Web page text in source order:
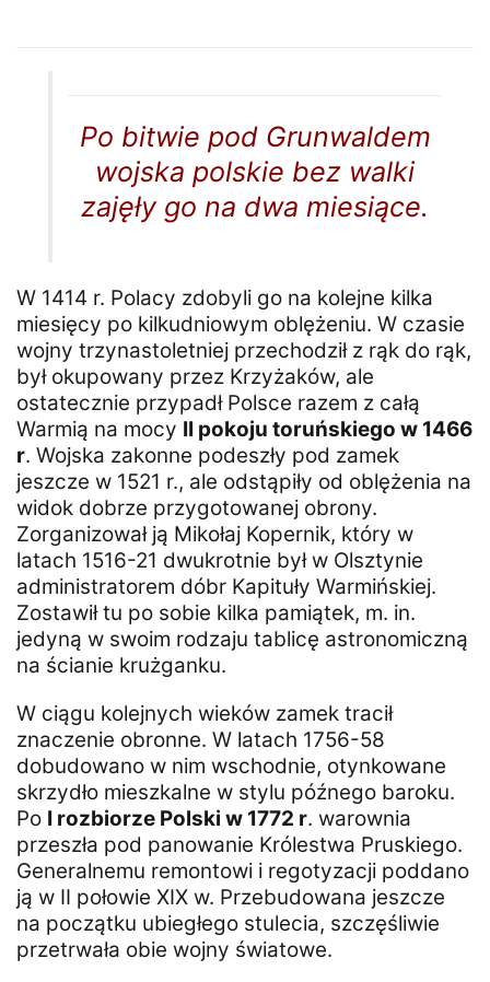
Po bitwie pod Grunwaldem
wojska polskie bez walki
zajęły go na dwa miesiące.
W 1414 r. Polacy zdobyli go na kolejne kilka
miesięcy po kilkudniowym oblężeniu. W czasie
wojny trzynastoletniej przechodził z rąk do rąk,
był okupowany przez Krzyżaków, ale
ostatecznie przypadł Polsce razem z całą
Warmią na mocy II pokoju toruńskiego w 1466
r. Wojska zakonne podeszły pod zamek
jeszcze w 1521 r., ale odstąpiły od oblężenia na
widok dobrze przygotowanej obrony.
Zorganizował ją Mikołaj Kopernik, który w
latach 1516-21 dwukrotnie był w Olsztynie
administratorem dóbr Kapituły Warmińskiej.
Zostawił tu po sobie kilka pamiątek, m. in.
jedyną w swoim rodzaju tablicę astronomiczną
na ścianie krużganku.
W ciągu kolejnych wieków zamek tracił
znaczenie obronne. W latach 1756-58
dobudowano w nim wschodnie, otynkowane
skrzydło mieszkalne w stylu późnego baroku.
Po I rozbiorze Polski w 1772 r. warownia
przeszła pod panowanie Królestwa Pruskiego.
Generalnemu remontowi i regotyzacji poddano
ją w II połowie XIX w. Przebudowana jeszcze
na początku ubiegłego stulecia, szczęśliwie
przetrwała obie wojny światowe.